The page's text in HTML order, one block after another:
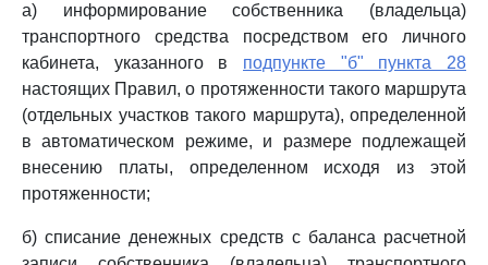
а) информирование собственника (владельца)
транспортного средства посредством его личного
кабинета, указанного в подпункте "б" пункта 28
настоящих Правил, о протяженности такого маршрута
(отдельных участков такого маршрута), определенной
в автоматическом режиме, и размере подлежащей
внесению платы, определенном исходя из этой
протяженности;
б) списание денежных средств с баланса расчетной